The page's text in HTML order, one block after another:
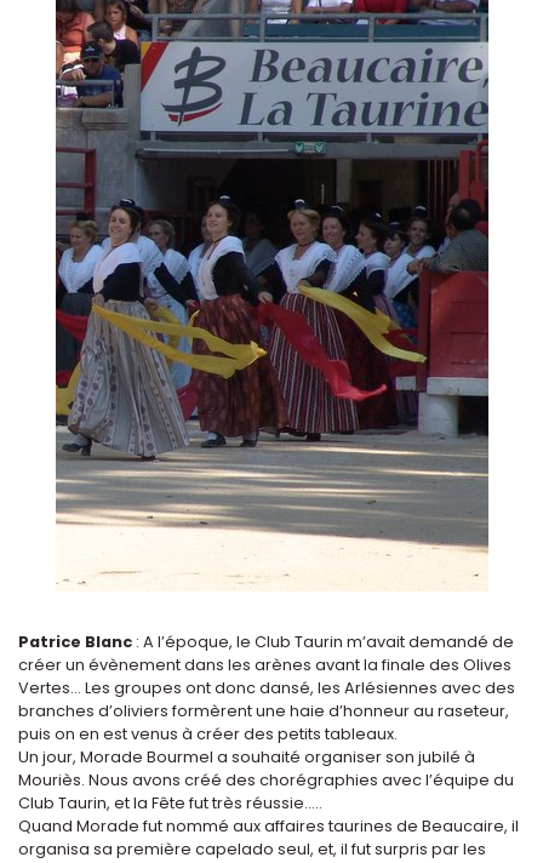
Patrice Blanc : A l’époque, le Club Taurin m’avait demandé de
créer un évènement dans les arènes avant la finale des Olives
Vertes... Les groupes ont donc dansé, les Arlésiennes avec des
branches d’oliviers formèrent une haie d’honneur au raseteur,
puis on en est venus à créer des petits tableaux.
Un jour, Morade Bourmel a souhaité organiser son jubilé à
Mouriès. Nous avons créé des chorégraphies avec l’équipe du
Club Taurin, et la Fête fut très réussie…..
Quand Morade fut nommé aux affaires taurines de Beaucaire, il
organisa sa première capelado seul, et, il fut surpris par les